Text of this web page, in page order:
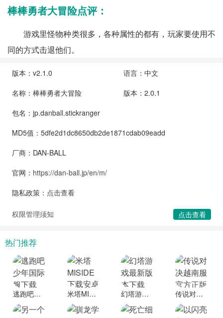
棒棒勇者大冒险点评：
游戏里怪物种类很多，各种属性的都有，玩家要使用不
同的方式击退他们。
版本：v2.1.0
语言：中文
名称：棒棒勇者大冒险
版本：2.0.1
包名：jp.danball.stickranger
MD5值：5dfe2d1dc8650db2de1871cdab09eadd
厂商：DAN-BALL
官网： https://dan-ball.jp/en/m/
隐私政策： 点击查看
权限管理须知 点击查看
热门推荐
逃跑吧少年国际服下载 米塔MISIDE下载安卓版 幻塔游戏最新版本下载 传说对决越南服官方正版